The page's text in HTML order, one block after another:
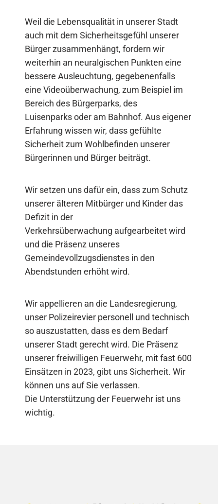
Weil die Lebensqualität in unserer Stadt
auch mit dem Sicherheitsgefühl unserer
Bürger zusammenhängt, fordern wir
weiterhin an neuralgischen Punkten eine
bessere Ausleuchtung, gegebenenfalls
eine Videoüberwachung, zum Beispiel im
Bereich des Bürgerparks, des
Luisenparks oder am Bahnhof. Aus eigener
Erfahrung wissen wir, dass gefühlte
Sicherheit zum Wohlbefinden unserer
Bürgerinnen und Bürger beiträgt.
Wir setzen uns dafür ein, dass zum Schutz
unserer älteren Mitbürger und Kinder das
Defizit in der
Verkehrsüberwachung aufgearbeitet wird
und die Präsenz unseres
Gemeindevollzugsdienstes in den
Abendstunden erhöht wird.
Wir appellieren an die Landesregierung,
unser Polizeirevier personell und technisch
so auszustatten, dass es dem Bedarf
unserer Stadt gerecht wird. Die Präsenz
unserer freiwilligen Feuerwehr, mit fast 600
Einsätzen in 2023, gibt uns Sicherheit. Wir
können uns auf Sie verlassen.
Die Unterstützung der Feuerwehr ist uns
wichtig.